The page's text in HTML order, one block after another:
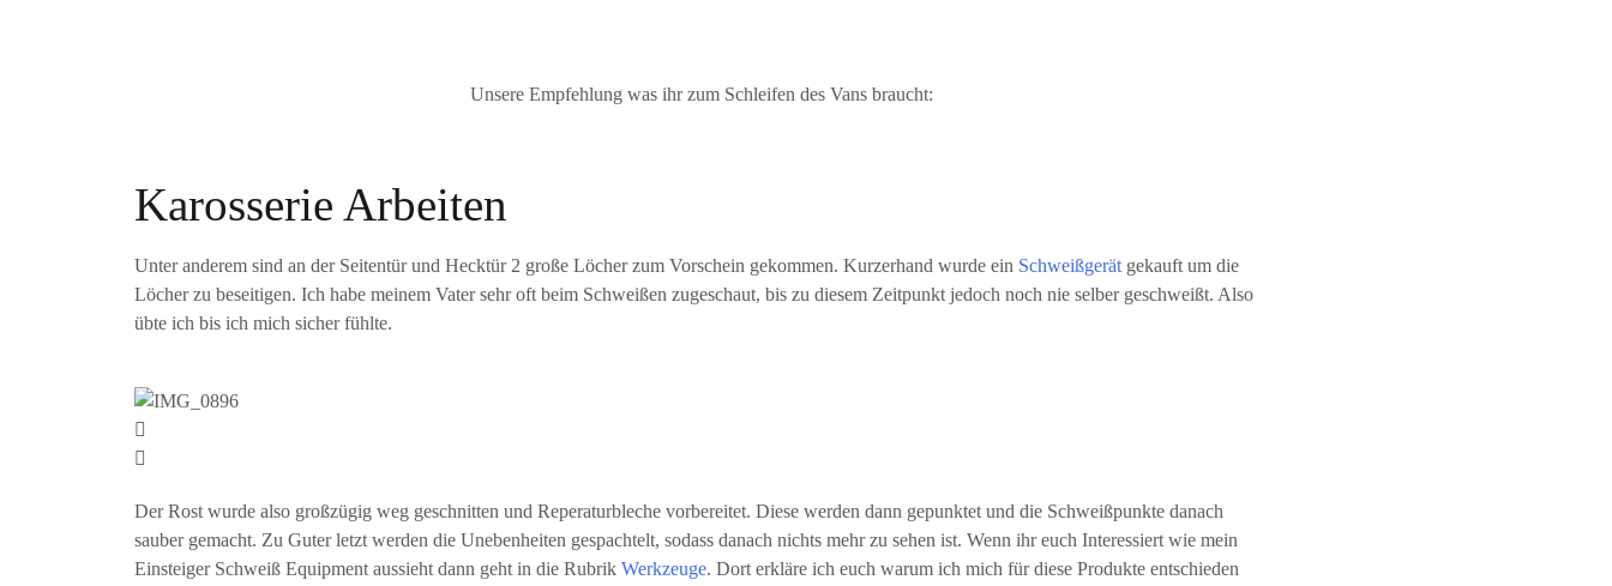
Unsere Empfehlung was ihr zum Schleifen des Vans braucht:
Karosserie Arbeiten
Unter anderem sind an der Seitentür und Hecktür 2 große Löcher zum Vorschein gekommen. Kurzerhand wurde ein Schweißgerät gekauft um die
Löcher zu beseitigen. Ich habe meinem Vater sehr oft beim Schweißen zugeschaut, bis zu diesem Zeitpunkt jedoch noch nie selber geschweißt. Also
übte ich bis ich mich sicher fühlte.
Der Rost wurde also großzügig weg geschnitten und Reperaturbleche vorbereitet. Diese werden dann gepunktet und die Schweißpunkte danach
sauber gemacht. Zu Guter letzt werden die Unebenheiten gespachtelt, sodass danach nichts mehr zu sehen ist. Wenn ihr euch Interessiert wie mein
Einsteiger Schweiß Equipment aussieht dann geht in die Rubrik Werkzeuge. Dort erkläre ich euch warum ich mich für diese Produkte entschieden